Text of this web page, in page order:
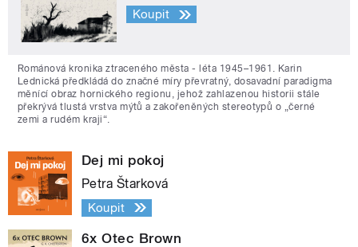
Koupit
Románová kronika ztraceného města - léta 1945–1961. Karin
Lednická předkládá do značné míry převratný, dosavadní paradigma
měnící obraz hornického regionu, jehož zahlazenou historii stále
překrývá tlustá vrstva mýtů a zakořeněných stereotypů o „černé
zemi a rudém kraji“.
Dej mi pokoj
Petra Štarková
Koupit
6x Otec Brown